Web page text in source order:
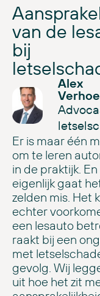
van de
bij
Alex
Er is maar één
om te leren
in de praktijk. En
eigenlijk gaat
zelden mis. Het
echter
een lesauto
raakt bij een
met
gevolg. Wij
uit hoe het zit